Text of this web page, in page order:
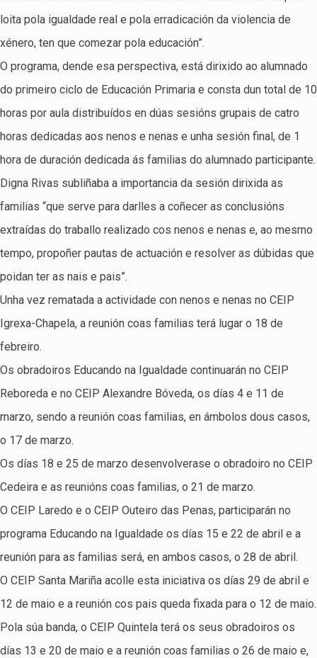
loita pola igualdade real e pola erradicación da violencia de
xénero, ten que comezar pola educación”.
O programa, dende esa perspectiva, está dirixido ao alumnado
do primeiro ciclo de Educación Primaria e consta dun total de 10
horas por aula distribuídos en dúas sesións grupais de catro
horas dedicadas aos nenos e nenas e unha sesión final, de 1
hora de duración dedicada ás familias do alumnado participante.
Digna Rivas subliñaba a importancia da sesión dirixida as
familias “que serve para darlles a coñecer as conclusións
extraídas do traballo realizado cos nenos e nenas e, ao mesmo
tempo, propoñer pautas de actuación e resolver as dúbidas que
poidan ter as nais e pais”.
Unha vez rematada a actividade con nenos e nenas no CEIP
Igrexa-Chapela, a reunión coas familias terá lugar o 18 de
febreiro.
Os obradoiros Educando na Igualdade continuarán no CEIP
Reboreda e no CEIP Alexandre Bóveda, os días 4 e 11 de
marzo, sendo a reunión coas familias, en ámbolos dous casos,
o 17 de marzo.
Os días 18 e 25 de marzo desenvolverase o obradoiro no CEIP
Cedeira e as reunións coas familias, o 21 de marzo.
O CEIP Laredo e o CEIP Outeiro das Penas, participarán no
programa Educando na Igualdade os días 15 e 22 de abril e a
reunión para as familias será, en ambos casos, o 28 de abril.
O CEIP Santa Mariña acolle esta iniciativa os días 29 de abril e
12 de maio e a reunión cos pais queda fixada para o 12 de maio.
Pola súa banda, o CEIP Quintela terá os seus obradoiros os
días 13 e 20 de maio e a reunión coas familias o 26 de maio e,